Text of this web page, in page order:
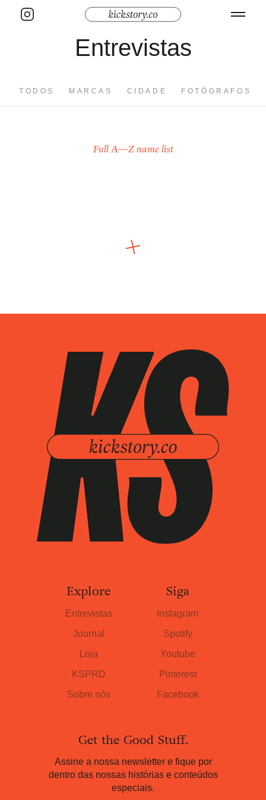
Entrevistas
TODOS MARCAS CIDADE FOTÓGRAFOS
Full A—Z name list
Get the Good Stuff.
Assine a nossa newsletter e fique por
dentro das nossas histórias e conteúdos
especiais.
Explore
Entrevistas
Journal
Loja
KSPRD
Sobre nós
Siga
Instagram
Spotify
Youtube
Pinterest
Facebook